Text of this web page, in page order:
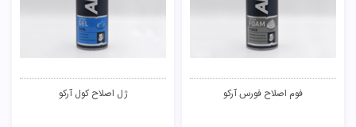
فوم اصلاح فورس آرکو ژل اصلاح کول آرکو